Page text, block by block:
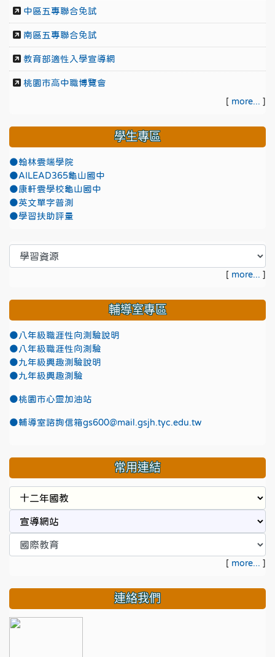
中區五專聯合免試
南區五專聯合免試
教育部適性入學宣導網
桃園市高中職博覽會
[ more... ]
學生專區
●翰林雲端學院
●AILEAD365龜山國中
●康軒雲學校龜山國中
●英文單字普測
●學習扶助評量
[ more... ]
輔導室專區
●八年級職涯性向測驗說明
●八年級職涯性向測驗
●九年級興趣測驗說明
●九年級興趣測驗
●桃園市心靈加油站
●輔導室諮詢信箱gs600@mail.gsjh.tyc.edu.tw
常用連結
[ more... ]
連絡我們